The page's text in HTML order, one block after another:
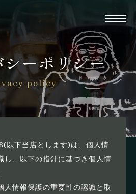
シーポリシー
policy
下当店とします)は、個人情
し、以下の指針に基づき個人情
人情報保護の重要性の認識と取